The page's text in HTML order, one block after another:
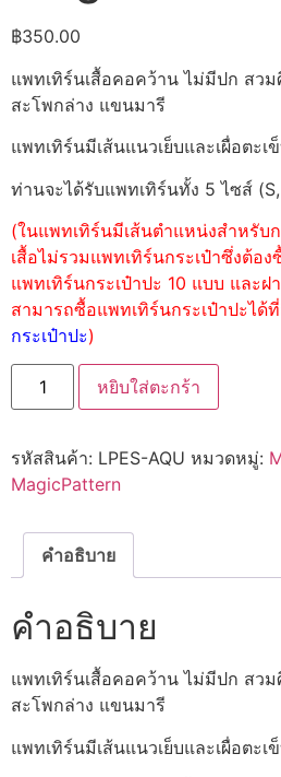
฿350.00
แพทเทิร์นเสื้อคอคว้าน ไม่มีปก สว
สะโพกล่าง แขนมารี
แพทเทิร์นมีเส้นแนวเย็บและเผื่อตะเ
ท่านจะได้รับแพทเทิร์นทั้ง 5 ไซส์ (S,
(ในแพทเทิร์นมีเส้นตำแหน่งสำหรับ
เสื้อไม่รวมแพทเทิร์นกระเป๋าซึ่งต้อ
แพทเทิร์นกระเป๋าปะ 10 แบบ และฝ
สามารถซื้อแพทเทิร์นกระเป๋าปะได้
กระเป๋าปะ)
หยิบใส่ตะกร้า
รหัสสินค้า: LPES-AQU หมวดหมู่:
MagicPattern
คำอธิบาย
คำอธิบาย
แพทเทิร์นเสื้อคอคว้าน ไม่มีปก สว
สะโพกล่าง แขนมารี
แพทเทิร์นมีเส้นแนวเย็บและเผื่อตะเ